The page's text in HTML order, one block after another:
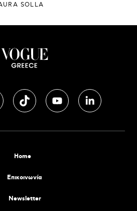
SOLLA
Home
Επικοινωνία
Newsletter